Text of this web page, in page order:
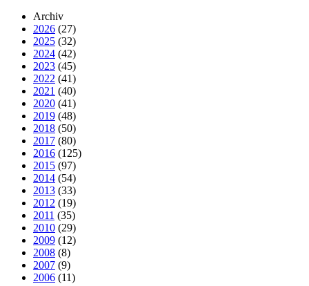
Archiv
2026 (27)
2025 (32)
2024 (42)
2023 (45)
2022 (41)
2021 (40)
2020 (41)
2019 (48)
2018 (50)
2017 (80)
2016 (125)
2015 (97)
2014 (54)
2013 (33)
2012 (19)
2011 (35)
2010 (29)
2009 (12)
2008 (8)
2007 (9)
2006 (11)